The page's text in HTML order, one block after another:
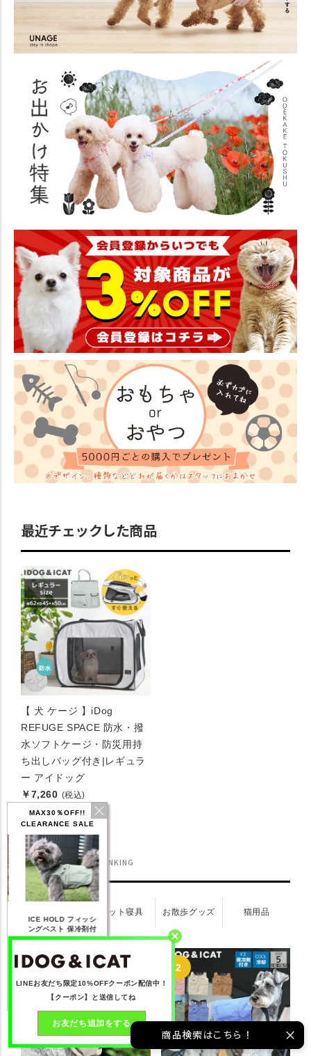
MAX30％OFF!!
CLEARANCE SALE
ィッシ
保冷剤付
見る
IDOG ICE HOLD ネ
ッククーラー 保冷剤
付
円(税込み)
詳しく見る
UVカット
【20％OFF】2,200
円(税込み)
詳しく見る
【20％OFF】1,144
円(税込み)
詳しく見る
最近チェックした商品
【 犬 ケージ 】iDog
REFUGE SPACE 防水・撥
水ソフトケージ・防災用持
ち出しバッグ付き|レギュラ
ー アイドッグ
￥7,260 (税込)
ランキング RANKING
ペット寝具 お散歩グッズ 猫用品
LINEお友だち限定10%OFFクーポン配信中！
【クーポン】と送信してね
お友だち追加をする
商品検索はこちら！